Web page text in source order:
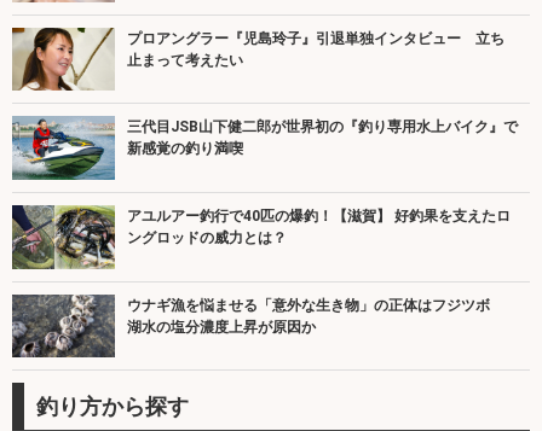
プロアングラー『児島玲子』引退単独インタビュー 立ち
止まって考えたい
三代目JSB山下健二郎が世界初の『釣り専用水上バイク』で
新感覚の釣り満喫
アユルアー釣行で40匹の爆釣！【滋賀】 好釣果を支えたロ
ングロッドの威力とは？
ウナギ漁を悩ませる「意外な生き物」の正体はフジツボ
湖水の塩分濃度上昇が原因か
釣り方から探す